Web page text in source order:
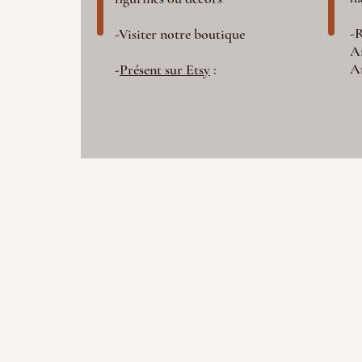
-Visiter notre boutique
-Présent sur Etsy :
-